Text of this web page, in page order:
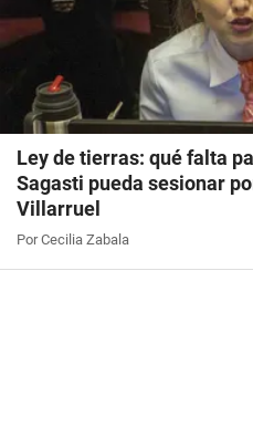
Ley de tierras: qué falta
Sagasti pueda sesionar
Villarruel
Por Cecilia Zabala